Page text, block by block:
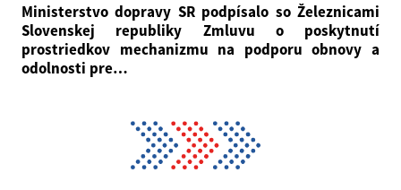
Ministerstvo dopravy SR podpísalo so Železnicami
Slovenskej republiky Zmluvu o poskytnutí
prostriedkov mechanizmu na podporu obnovy a
odolnosti pre…